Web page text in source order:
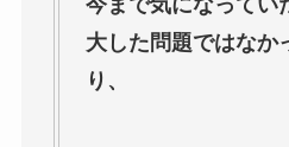
大した問題ではなか
り、